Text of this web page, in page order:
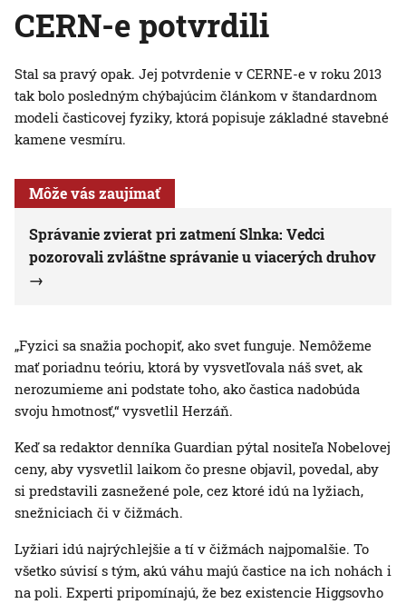
CERN-e potvrdili
Stal sa pravý opak. Jej potvrdenie v CERNE-e v roku 2013
tak bolo posledným chýbajúcim článkom v štandardnom
modeli časticovej fyziky, ktorá popisuje základné stavebné
kamene vesmíru.
Môže vás zaujímať
Správanie zvierat pri zatmení Slnka: Vedci
pozorovali zvláštne správanie u viacerých druhov
„Fyzici sa snažia pochopiť, ako svet funguje. Nemôžeme
mať poriadnu teóriu, ktorá by vysvetľovala náš svet, ak
nerozumieme ani podstate toho, ako častica nadobúda
svoju hmotnosť,“ vysvetlil Herzáň.
Keď sa redaktor denníka Guardian pýtal nositeľa Nobelovej
ceny, aby vysvetlil laikom čo presne objavil, povedal, aby
si predstavili zasnežené pole, cez ktoré idú na lyžiach,
snežniciach či v čižmách.
Lyžiari idú najrýchlejšie a tí v čižmách najpomalšie. To
všetko súvisí s tým, akú váhu majú častice na ich nohách i
na poli. Experti pripomínajú, že bez existencie Higgsovho